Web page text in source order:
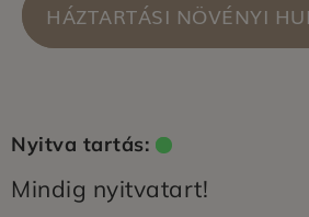
HÁZTARTÁSI NÖVÉNYI
Nyitva tartás:
Mindig nyitvatart!